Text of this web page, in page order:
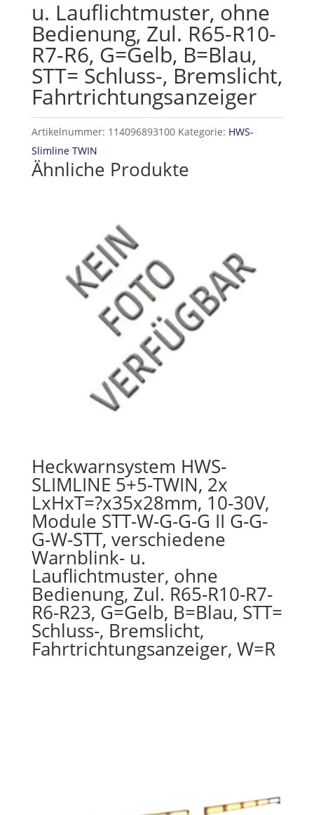
u. Lauflichtmuster, ohne
Bedienung, Zul. R65-R10-
R7-R6, G=Gelb, B=Blau,
STT= Schluss-, Bremslicht,
Fahrtrichtungsanzeiger
Artikelnummer: 114096893100 Kategorie: HWS-
Slimline TWIN
Ähnliche Produkte
Heckwarnsystem HWS-
SLIMLINE 5+5-TWIN, 2x
LxHxT=?x35x28mm, 10-30V,
Module STT-W-G-G-G II G-G-
G-W-STT, verschiedene
Warnblink- u.
Lauflichtmuster, ohne
Bedienung, Zul. R65-R10-R7-
R6-R23, G=Gelb, B=Blau, STT=
Schluss-, Bremslicht,
Fahrtrichtungsanzeiger, W=R